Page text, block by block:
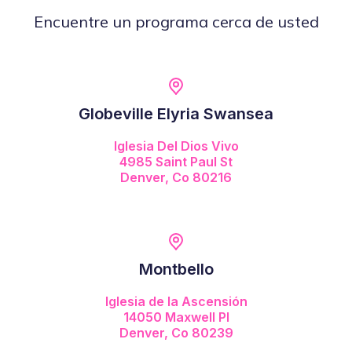
Encuentre un programa cerca de usted
Globeville Elyria Swansea
Iglesia Del Dios Vivo
4985 Saint Paul St
Denver, Co 80216
Montbello
Iglesia de la Ascensión
14050 Maxwell Pl
Denver, Co 80239